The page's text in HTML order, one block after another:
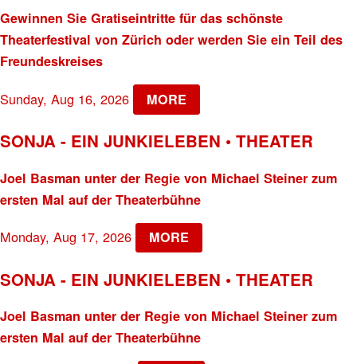
Gewinnen Sie Gratiseintritte für das schönste
Theaterfestival von Zürich oder werden Sie ein Teil des
Freundeskreises
Sunday, Aug 16, 2026 MORE
SONJA - EIN JUNKIELEBEN • THEATER
Joel Basman unter der Regie von Michael Steiner zum
ersten Mal auf der Theaterbühne
Monday, Aug 17, 2026 MORE
SONJA - EIN JUNKIELEBEN • THEATER
Joel Basman unter der Regie von Michael Steiner zum
ersten Mal auf der Theaterbühne